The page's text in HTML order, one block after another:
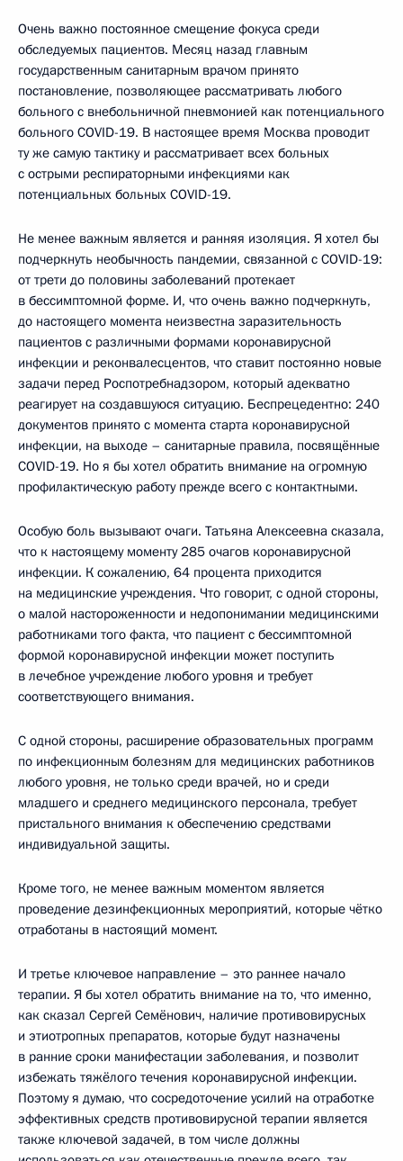
Очень важно постоянное смещение фокуса среди
обследуемых пациентов. Месяц назад главным
государственным санитарным врачом принято
постановление, позволяющее рассматривать любого
больного с внебольничной пневмонией как потенциального
больного COVID-19. В настоящее время Москва проводит
ту же самую тактику и рассматривает всех больных
с острыми респираторными инфекциями как
потенциальных больных COVID-19.
Не менее важным является и ранняя изоляция. Я хотел бы
подчеркнуть необычность пандемии, связанной с COVID-19:
от трети до половины заболеваний протекает
в бессимптомной форме. И, что очень важно подчеркнуть,
до настоящего момента неизвестна заразительность
пациентов с различными формами коронавирусной
инфекции и реконвалесцентов, что ставит постоянно новые
задачи перед Роспотребнадзором, который адекватно
реагирует на создавшуюся ситуацию. Беспрецедентно: 240
документов принято с момента старта коронавирусной
инфекции, на выходе – санитарные правила, посвящённые
COVID-19. Но я бы хотел обратить внимание на огромную
профилактическую работу прежде всего с контактными.
Особую боль вызывают очаги. Татьяна Алексеевна сказала,
что к настоящему моменту 285 очагов коронавирусной
инфекции. К сожалению, 64 процента приходится
на медицинские учреждения. Что говорит, с одной стороны,
о малой настороженности и недопонимании медицинскими
работниками того факта, что пациент с бессимптомной
формой коронавирусной инфекции может поступить
в лечебное учреждение любого уровня и требует
соответствующего внимания.
С одной стороны, расширение образовательных программ
по инфекционным болезням для медицинских работников
любого уровня, не только среди врачей, но и среди
младшего и среднего медицинского персонала, требует
пристального внимания к обеспечению средствами
индивидуальной защиты.
Кроме того, не менее важным моментом является
проведение дезинфекционных мероприятий, которые чётко
отработаны в настоящий момент.
И третье ключевое направление – это раннее начало
терапии. Я бы хотел обратить внимание на то, что именно,
как сказал Сергей Семёнович, наличие противовирусных
и этиотропных препаратов, которые будут назначены
в ранние сроки манифестации заболевания, и позволит
избежать тяжёлого течения коронавирусной инфекции.
Поэтому я думаю, что сосредоточение усилий на отработке
эффективных средств противовирусной терапии является
также ключевой задачей, в том числе должны